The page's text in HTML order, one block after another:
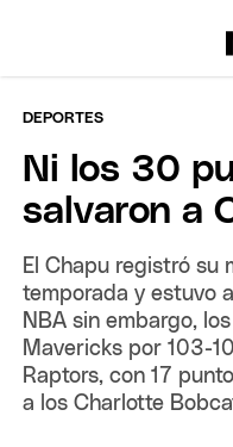
DEPORTES
Ni los 30
salvaron a
El Chapu registró su
temporada y estuvo
NBA sin embargo,
Mavericks por 103-
Raptors, con 17
a los Charlotte